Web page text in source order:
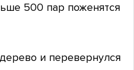
500 пар поженятся
и перевернулся